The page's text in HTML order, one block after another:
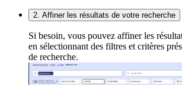
2. Affiner les résultats de votre recherche
Si besoin, vous pouvez affiner les
en sélectionnant des filtres et critères
de recherche.